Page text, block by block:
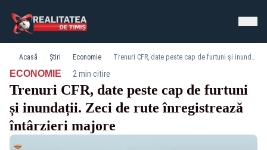
Acasă Știri Economie Trenuri CFR, date peste cap de furtuni și inundații. Zeci de rute înregistrează întârzieri majore
ECONOMIE· 2 min citire
Trenuri CFR, date peste cap de furtuni
și inundații. Zeci de rute înregistrează
întârzieri majore